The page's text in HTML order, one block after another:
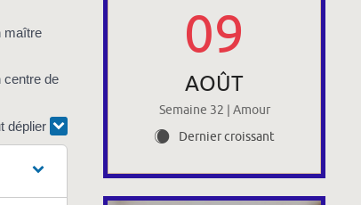
maître
centre de
déplier
09
AOÛT
Semaine 32 | Amour
X Dernier croissant